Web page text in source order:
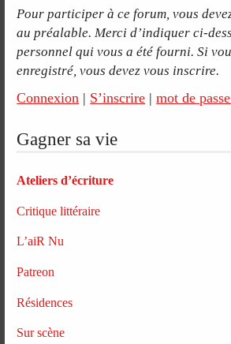
Pour participer à ce forum, vous
au préalable. Merci d’indiquer ci-
personnel qui vous a été fourni. Si
enregistré, vous devez vous inscrire.
Connexion | S’inscrire |mot de
Gagner sa vie
Ateliers d’écriture
Critique littéraire
L’aiR Nu
Patreon
Résidences
Sur scène